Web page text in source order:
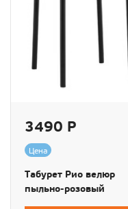
3490 Р
Цена
Табурет Рио велюр
пыльно-розовый